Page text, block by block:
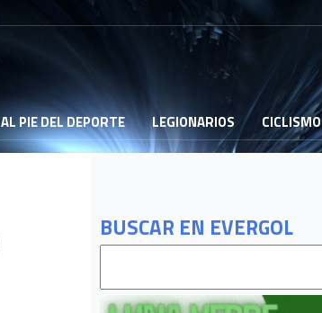
AL PIE DEL DEPORTE LEGIONARIOS CICLISMO
BUSCAR EN EVERGOL